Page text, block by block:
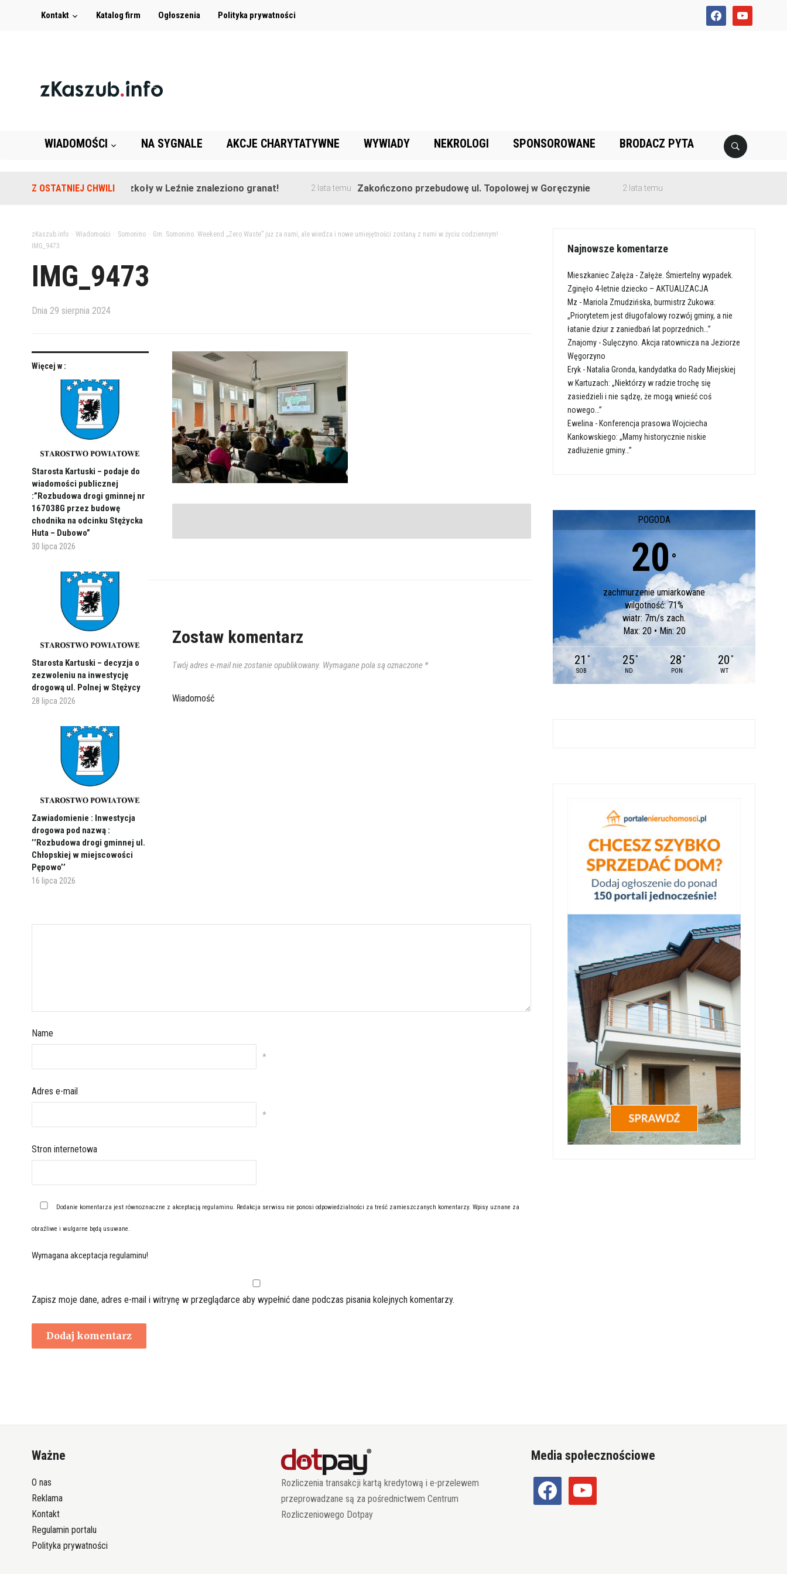
facebookyoutube
Kontakt Katalog firm Ogłoszenia Polityka prywatności
WIADOMOŚCI NA SYGNALE AKCJE CHARYTATYWNE WYWIADY NEKROLOGI SPONSOROWANE BRODACZ PYTA
Z OSTATNIEJ CHWILI
Na terenie szkoły w Leźnie znaleziono granat! 2 lata temu Zakończono przebudowę ul. Topolowej w Goręczynie 2 lata temu
zKaszub.info> Wiadomości Somonino> Gm. Somonino. Weekend „Zero Waste” już za nami, ale wiedza i nowe umiejętności zostaną z nami w życiu codziennym!
IMG_9473
IMG_9473
Dnia 29 sierpnia 2024
Więcej w :
Starosta Kartuski – podaje do
wiadomości publicznej
:”Rozbudowa drogi gminnej nr
167038G przez budowę
chodnika na odcinku Stężycka
Huta – Dubowo”
30 lipca 2026
Starosta Kartuski – decyzja o
zezwoleniu na inwestycję
drogową ul. Polnej w Stężycy
28 lipca 2026
Zawiadomienie : Inwestycja
drogowa pod nazwą :
’’Rozbudowa drogi gminnej ul.
Chłopskiej w miejscowości
Pępowo’’
16 lipca 2026
Zostaw komentarz
Twój adres e-mail nie zostanie opublikowany. Wymagane pola są oznaczone *
Wiadomość
Name
*
Adres e-mail
*
Stron internetowa
Dodanie komentarza jest równoznaczne z akceptacją regulaminu. Redakcja serwisu nie ponosi odpowiedzialności za treść zamieszczanych komentarzy. Wpisy uznane za
obraźliwe i wulgarne będą usuwane.
Wymagana akceptacja regulaminu!
Zapisz moje dane, adres e-mail i witrynę w przeglądarce aby wypełnić dane podczas pisania kolejnych komentarzy.
Najnowsze komentarze
Mieszkaniec Załęża - Załęże. Śmiertelny wypadek.
Zginęło 4-letnie dziecko – AKTUALIZACJA
Mz - Mariola Zmudzińska, burmistrz Żukowa:
„Priorytetem jest długofalowy rozwój gminy, a nie
łatanie dziur z zaniedbań lat poprzednich…”
Znajomy -Sulęczyno. Akcja ratownicza na Jeziorze
Węgorzyno
Eryk - Natalia Gronda, kandydatka do Rady Miejskiej
w Kartuzach: „Niektórzy w radzie trochę się
zasiedzieli i nie sądzę, że mogą wnieść coś
nowego…”
Ewelina - Konferencja prasowa Wojciecha
Kankowskiego: „Mamy historycznie niskie
zadłużenie gminy…”
POGODA
20 °
zachmurzenie umiarkowane
wilgotność: 71%
wiatr: 7m/s zach.
Max: 20 • Min: 20
21 °
SOB
25 °
ND
28 °
PON
20 °
WT
Ważne
O nas
Reklama
Kontakt
Regulamin portalu
Polityka prywatności
Rozliczenia transakcji kartą kredytową i e-przelewem
przeprowadzane są za pośrednictwem Centrum
Rozliczeniowego Dotpay
Media społecznościowe
facebook youtube